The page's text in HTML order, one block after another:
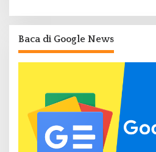
Baca di Google News